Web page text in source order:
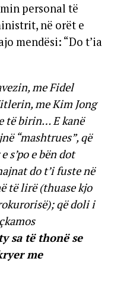
personal të
në orët e
mendësi: “Do t’ia
me Fidel
me Kim Jong
të birin… E kanë
“mashtrues”, që
s’po e bën dot
do t’i fuste në
të lirë (thuase kjo
që doli i
sa të thonë se
me